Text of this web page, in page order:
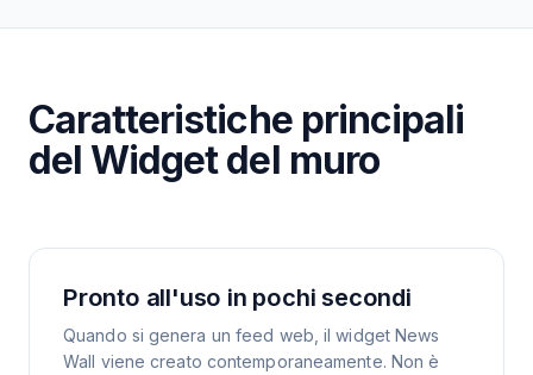
Caratteristiche principali
del Widget del muro
Pronto all'uso in pochi secondi
Quando si genera un feed web, il widget News
Wall viene creato contemporaneamente. Non è